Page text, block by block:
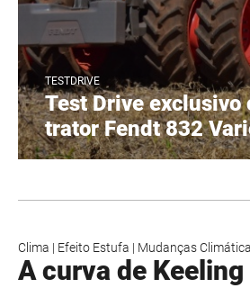
TESTDRIVE
Test Drive exclusivo
trator Fendt 832
Clima | Efeito Estufa | Mudanças
A curva de Keeling